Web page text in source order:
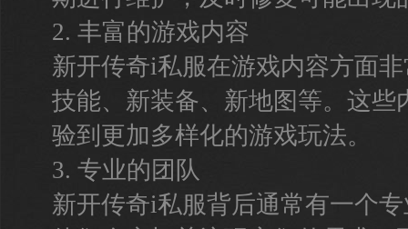
2. 丰富的游戏内容
新开传奇i私服在游戏内容方面
技能、新装备、新地图等。这些
验到更加多样化的游戏玩法。
3. 专业的团队
新开传奇i私服背后通常有一个